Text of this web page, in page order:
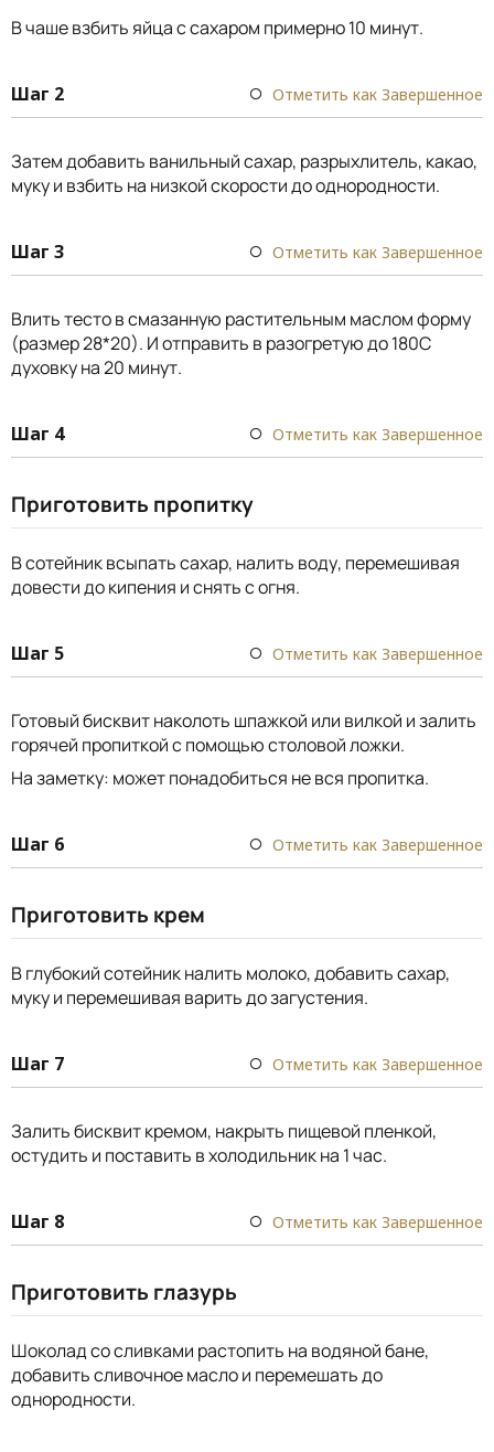
В чаше взбить яйца с сахаром примерно 10 минут.
Шаг 2 Отметить как Завершенное
Затем добавить ванильный сахар, разрыхлитель, какао,
муку и взбить на низкой скорости до однородности.
Шаг 3 Отметить как Завершенное
Влить тесто в смазанную растительным маслом форму
(размер 28*20). И отправить в разогретую до 180С
духовку на 20 минут.
Шаг 4 Отметить как Завершенное
Приготовить пропитку
В сотейник всыпать сахар, налить воду, перемешивая
довести до кипения и снять с огня.
Шаг 5 Отметить как Завершенное
Готовый бисквит наколоть шпажкой или вилкой и залить
горячей пропиткой с помощью столовой ложки.
На заметку: может понадобиться не вся пропитка.
Шаг 6 Отметить как Завершенное
Приготовить крем
В глубокий сотейник налить молоко, добавить сахар,
муку и перемешивая варить до загустения.
Шаг 7 Отметить как Завершенное
Залить бисквит кремом, накрыть пищевой пленкой,
остудить и поставить в холодильник на 1 час.
Шаг 8 Отметить как Завершенное
Приготовить глазурь
Шоколад со сливками растопить на водяной бане,
добавить сливочное масло и перемешать до
однородности.